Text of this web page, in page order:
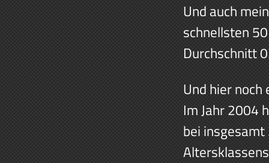
Und auch
schnellsten
Durchschnitt
Und hier
Im Jahr 2004
bei